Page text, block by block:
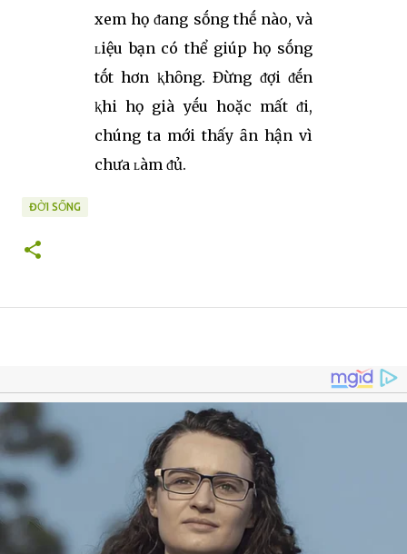
xem họ ᵭang sṓng thḗ nào, và
ʟiệu bạn có thể giúp họ sṓng
tṓt hơn ⱪhȏng. Đừng ᵭợi ᵭḗn
ⱪhi họ già yḗu hoặc mất ᵭi,
chúng ta mới thấy ȃn hận vì
chưa ʟàm ᵭủ.
ĐỜI SỐNG